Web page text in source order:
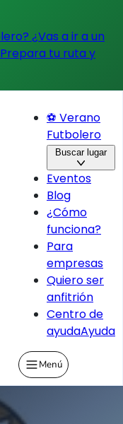
¿Vas a ir a un
Prepara tu ruta y
⚽ Verano
Futbolero
Buscar lugar
Eventos
Blog
¿Cómo
funciona?
Para
empresas
Quiero ser
anfitrión
Centro de
ayudaAyuda
Menú